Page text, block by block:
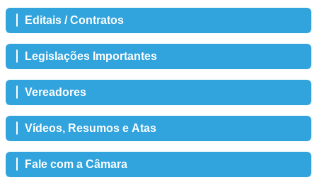
Editais / Contratos
Legislações Importantes
Vereadores
Vídeos, Resumos e Atas
Fale com a Câmara